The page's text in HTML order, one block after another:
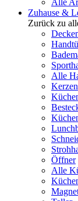
Alle
Zuhause &
Zurück zu
Alle
Kerzen
Öffner
Alle